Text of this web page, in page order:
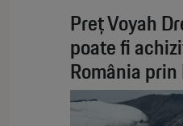
Preț Voyah
poate fi
România prin